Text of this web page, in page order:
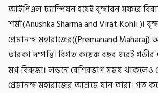
আইপিএল চ্যাম্পিয়ন হয়েই বৃন্দাবন সফরে
শর্মা(Anushka Sharma and Virat Kohli )।
প্রেমানন্দ মহারাজের((Premanand Maharaj)
তারকা দম্পত্তি। বিগত কয়েক বছর ধরেই
মগ্ন বিরুষ্কা। লন্ডনে বেশিরভাগ সময় থাকলেও
প্রেমানন্দ মহারাজের আশ্রমে যান তারা। গত